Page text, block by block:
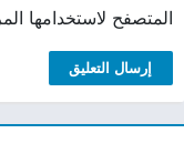
المتصفح لاستخدامها